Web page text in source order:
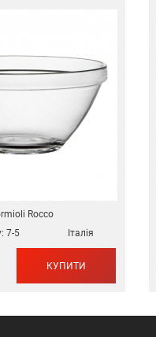
Rocco
7-5 Італія
КУПИТИ